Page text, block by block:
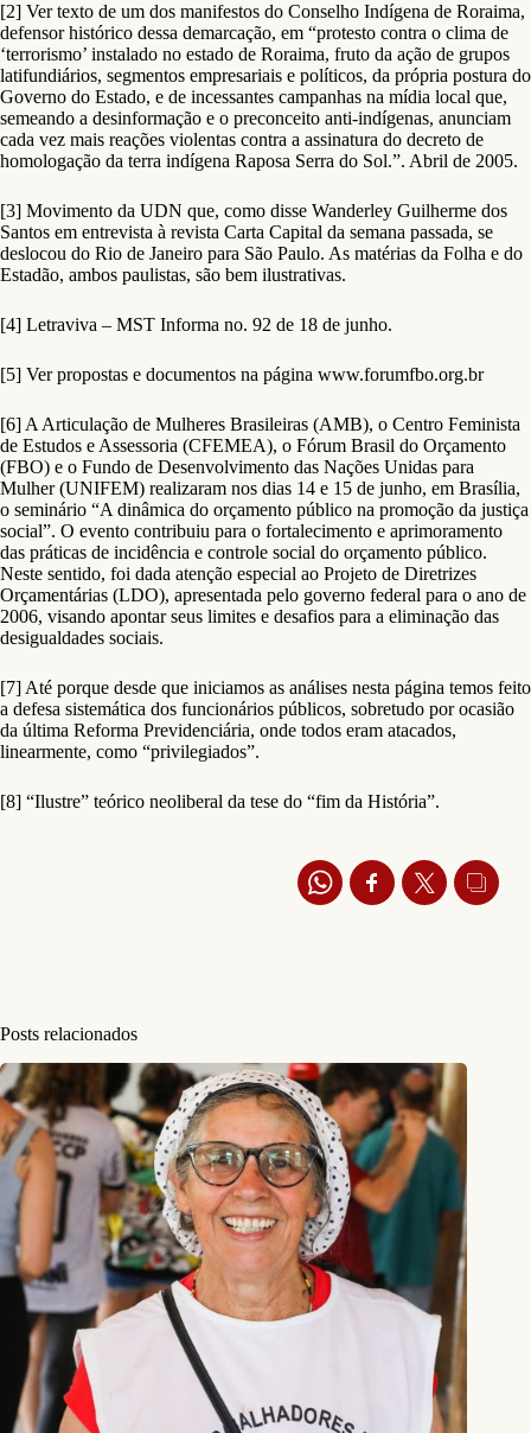
[2] Ver texto de um dos manifestos do Conselho Indígena de Roraima,
defensor histórico dessa demarcação, em “protesto contra o clima de
‘terrorismo’ instalado no estado de Roraima, fruto da ação de grupos
latifundiários, segmentos empresariais e políticos, da própria postura do
Governo do Estado, e de incessantes campanhas na mídia local que,
semeando a desinformação e o preconceito anti-indígenas, anunciam
cada vez mais reações violentas contra a assinatura do decreto de
homologação da terra indígena Raposa Serra do Sol.”. Abril de 2005.
[3] Movimento da UDN que, como disse Wanderley Guilherme dos
Santos em entrevista à revista Carta Capital da semana passada, se
deslocou do Rio de Janeiro para São Paulo. As matérias da Folha e do
Estadão, ambos paulistas, são bem ilustrativas.
[4] Letraviva – MST Informa no. 92 de 18 de junho.
[5] Ver propostas e documentos na página www.forumfbo.org.br
[6] A Articulação de Mulheres Brasileiras (AMB), o Centro Feminista
de Estudos e Assessoria (CFEMEA), o Fórum Brasil do Orçamento
(FBO) e o Fundo de Desenvolvimento das Nações Unidas para
Mulher (UNIFEM) realizaram nos dias 14 e 15 de junho, em Brasília,
o seminário “A dinâmica do orçamento público na promoção da justiça
social”. O evento contribuiu para o fortalecimento e aprimoramento
das práticas de incidência e controle social do orçamento público.
Neste sentido, foi dada atenção especial ao Projeto de Diretrizes
Orçamentárias (LDO), apresentada pelo governo federal para o ano de
2006, visando apontar seus limites e desafios para a eliminação das
desigualdades sociais.
[7] Até porque desde que iniciamos as análises nesta página temos feito
a defesa sistemática dos funcionários públicos, sobretudo por ocasião
da última Reforma Previdenciária, onde todos eram atacados,
linearmente, como “privilegiados”.
[8] “Ilustre” teórico neoliberal da tese do “fim da História”.
Posts relacionados